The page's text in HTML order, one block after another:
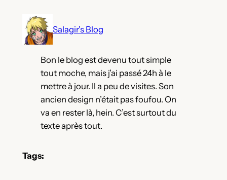
contenu
Salagir's Blog
Bon le blog est devenu tout simple
tout moche, mais j’ai passé 24h à le
mettre à jour. Il a peu de visites. Son
ancien design n’était pas foufou. On
va en rester là, hein. C’est surtout du
texte après tout.
Tags: